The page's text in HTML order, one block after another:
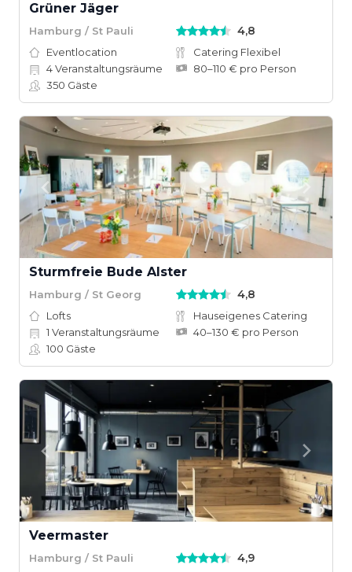
Grüner Jäger
Hamburg / St Pauli 4,8
Eventlocation
Catering Flexibel
4Veranstaltungsräume
80–110 € pro Person
350 Gäste
Sturmfreie Bude Alster
Hamburg / St Georg 4,8
Lofts
Hauseigenes Catering
1 Veranstaltungsräume
40–130 € pro Person
100 Gäste
Veermaster
Hamburg / St Pauli 4,9